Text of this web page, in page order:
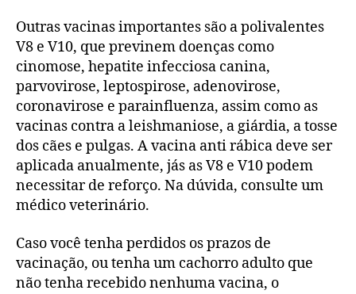
Outras vacinas importantes são a polivalentes
V8 e V10, que previnem doenças como
cinomose, hepatite infecciosa canina,
parvovirose, leptospirose, adenovirose,
coronavirose e parainfluenza, assim como as
vacinas contra a leishmaniose, a giárdia, a tosse
dos cães e pulgas. A vacina anti rábica deve ser
aplicada anualmente, jás as V8 e V10 podem
necessitar de reforço. Na dúvida, consulte um
médico veterinário.
Caso você tenha perdidos os prazos de
vacinação, ou tenha um cachorro adulto que
não tenha recebido nenhuma vacina, o